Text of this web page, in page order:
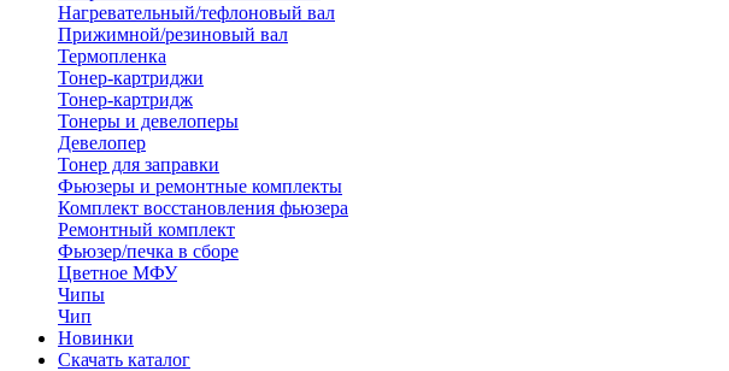
Нагревательный/тефлоновый вал
Прижимной/резиновый вал
Термопленка
Тонер-картриджи
Тонер-картридж
Тонеры и девелоперы
Девелопер
Тонер для заправки
Фьюзеры и ремонтные комплекты
Комплект восстановления фьюзера
Ремонтный комплект
Фьюзер/печка в сборе
Цветное МФУ
Чипы
Чип
Новинки
Скачать каталог